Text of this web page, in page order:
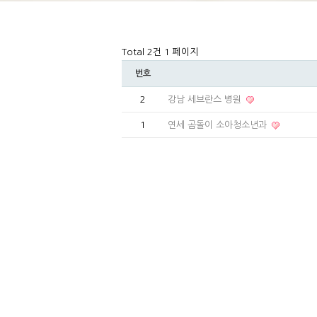
Total 2건 1 페이지
번호
2 강남 세브란스 병원
1 연세 곰돌이 소아청소년과